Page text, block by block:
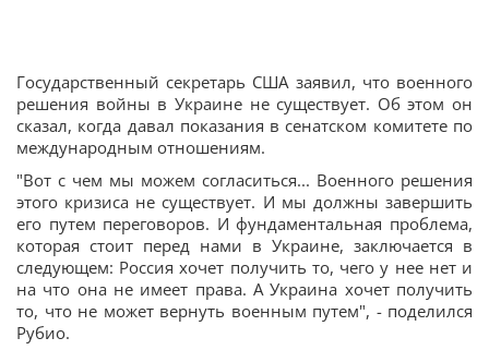
Государственный секретарь США заявил, что военного
решения войны в Украине не существует. Об этом он
сказал, когда давал показания в сенатском комитете по
международным отношениям.
"Вот с чем мы можем согласиться... Военного решения
этого кризиса не существует. И мы должны завершить
его путем переговоров. И фундаментальная проблема,
которая стоит перед нами в Украине, заключается в
следующем: Россия хочет получить то, чего у нее нет и
на что она не имеет права. А Украина хочет получить
то, что не может вернуть военным путем", - поделился
Рубио.